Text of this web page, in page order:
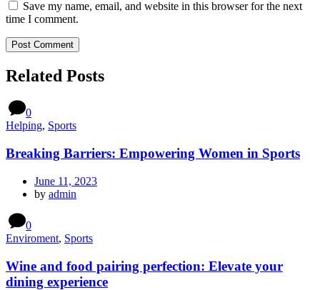
Save my name, email, and website in this browser for the next
time I comment.
Related Posts
0
Helping, Sports
Breaking Barriers: Empowering Women in Sports
June 11, 2023
by admin
0
Enviroment, Sports
Wine and food pairing perfection: Elevate your
dining experience